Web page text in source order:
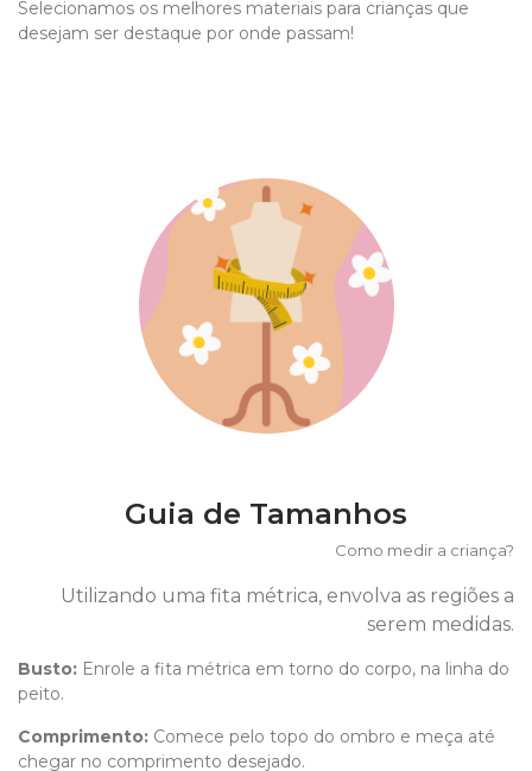
Selecionamos os melhores materiais para crianças que
desejam ser destaque por onde passam!
Guia de Tamanhos
Como medir a criança?
Utilizando uma fita métrica, envolva as regiões a
serem medidas.
Busto: Enrole a fita métrica em torno do corpo, na linha do
peito.
Comprimento: Comece pelo topo do ombro e meça até
chegar no comprimento desejado.